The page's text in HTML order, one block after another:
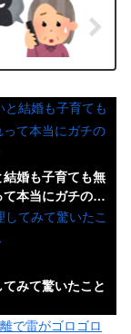
結婚も子育ても無
本当にガチのマ
みて驚いたこと
で雷がゴロゴロ